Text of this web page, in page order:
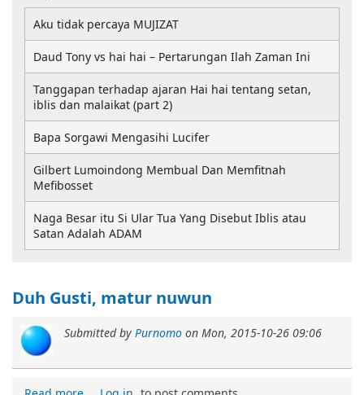
Duh Gusti, matur nuwun
Submitted by Purnomo on Mon, 2015-10-26 09:06
Aku tidak percaya MUJIZAT
Daud Tony vs hai hai – Pertarungan Ilah Zaman Ini
Tanggapan terhadap ajaran Hai hai tentang setan,
iblis dan malaikat (part 2)
Bapa Sorgawi Mengasihi Lucifer
Gilbert Lumoindong Membual Dan Memfitnah
Mefibosset
Naga Besar itu Si Ular Tua Yang Disebut Iblis atau
Satan Adalah ADAM